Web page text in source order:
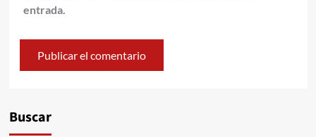
entrada.
Buscar